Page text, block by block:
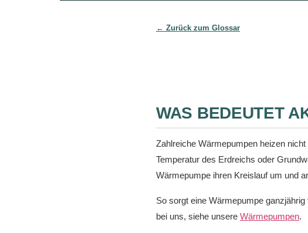
← Zurück zum Glossar
WAS BEDEUTET
Zahlreiche Wärmepumpen heizen
Temperatur des Erdreichs oder
Wärmepumpe ihren Kreislauf um und
So sorgt eine Wärmepumpe
bei uns, siehe unsere Wärmepumpen.